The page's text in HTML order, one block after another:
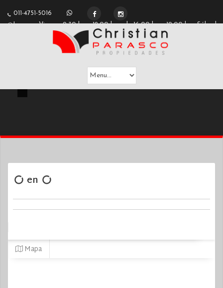
011-4751-5016
Lunes a Viernes 9:30 hs a 12:00 hs y de 16:00 hs a 19:00 hs -